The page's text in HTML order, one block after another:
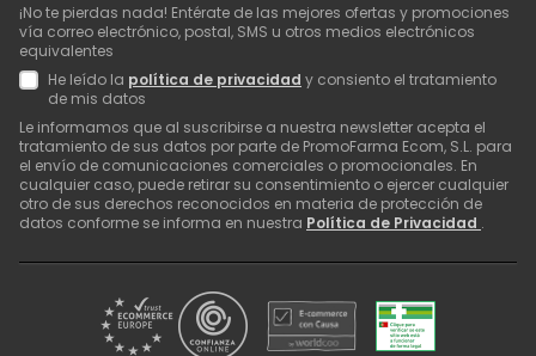
¡No te pierdas nada! Entérate de las mejores ofertas y promociones
vía correo electrónico, postal, SMS u otros medios electrónicos
equivalentes
He leído la política de privacidad y consiento el tratamiento
de mis datos
Le informamos que al suscribirse a nuestra newsletter acepta el
tratamiento de sus datos por parte de PromoFarma Ecom, S.L. para
el envío de comunicaciones comerciales o promocionales. En
cualquier caso, puede retirar su consentimiento o ejercer cualquier
otro de sus derechos reconocidos en materia de protección de
datos conforme se informa en nuestra Política de Privacidad .